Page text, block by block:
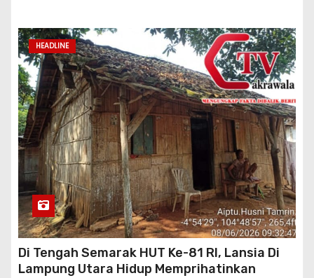
HEADLINE
Di Tengah Semarak HUT Ke-81 RI, Lansia Di
Lampung Utara Hidup Memprihatinkan